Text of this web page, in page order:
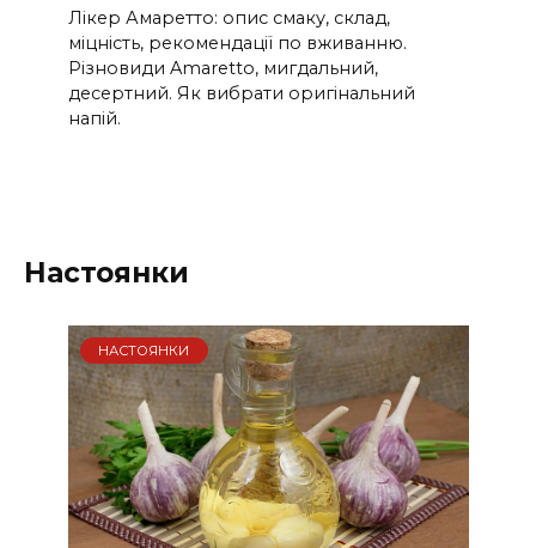
Лікер Амаретто: опис смаку, склад,
міцність, рекомендації по вживанню.
Різновиди Amaretto, мигдальний,
десертний. Як вибрати оригінальний
напій.
Настоянки
НАСТОЯНКИ